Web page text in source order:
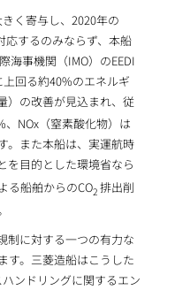
く寄与し、2020年の
応するのみならず、本船
海事機関（IMO）のEEDI
回る約40%のエネルギ
）の改善が見込まれ、従
NOx（窒素酸化物）は
。また本船は、実運航時
を目的とした環境省なら
る船舶からのCO2 排出削
制に対する一つの有力な
す。三菱造船はこうした
ンドリングに関するエン